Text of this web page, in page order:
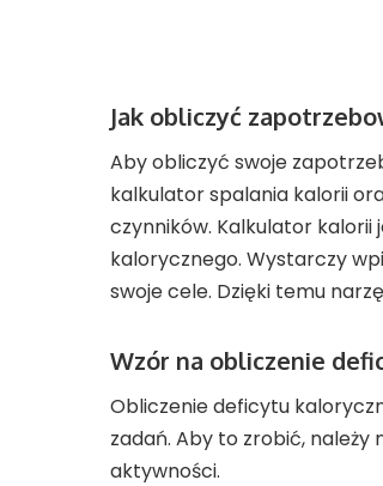
Jak obliczyć
Aby obliczyć swoje
kalkulator spalania kalorii
czynników. Kalkulator
kalorycznego. Wystarczy
swoje cele. Dzięki temu
Wzór na obliczenie
Obliczenie deficytu
zadań. Aby to zrobić,
aktywności.